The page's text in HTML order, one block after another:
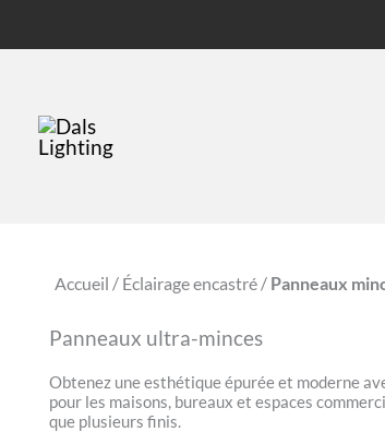
Accueil / Éclairage encastré/ Panneaux
Panneaux ultra-minces
Obtenez une esthétique épurée et moderne
pour les maisons, bureaux et espaces
que plusieurs finis.